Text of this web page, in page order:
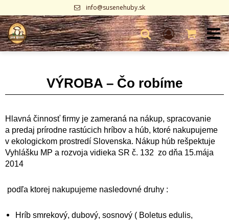
info@susenehuby.sk
VÝROBA – Čo robíme
Hlavná činnosť firmy je zameraná na nákup, spracovanie
a predaj prírodne rastúcich hríbov a húb, ktoré nakupujeme
v ekologickom prostredí Slovenska. Nákup húb rešpektuje
Vyhlášku MP a rozvoja vidieka SR č. 132 zo dňa 15.mája
2014
podľa ktorej nakupujeme nasledovné druhy :
Hríb smrekový, dubový, sosnový ( Boletus edulis,